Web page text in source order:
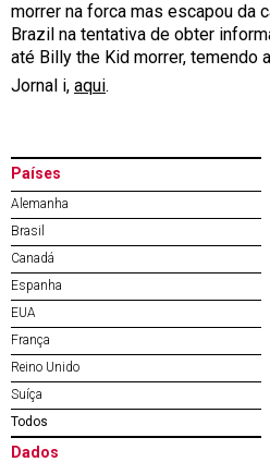
morrer na forca mas escapou da
Brazil na tentativa de obter
até Billy the Kid morrer, temendo
Jornal i, aqui.
Países
Alemanha
Brasil
Canadá
Espanha
EUA
França
Reino Unido
Suíça
Todos
Dados